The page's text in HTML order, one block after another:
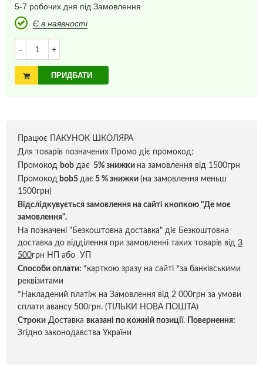
5-7 робочих дня під Замовлення
Є в наявності
- +
ПРИДБАТИ
Працює ПАКУНОК ШКОЛЯРА
Для товарів позначених Промо діє промокод:
Промокод bob дає 5% знижки на замовлення від 1500грн
Промокод bob5 дає 5 % знижки (на замовлення меньш
1500грн)
Відслідкувується замовлення на сайті кнопкою "Де моє
замовлення".
На позначені "Безкоштовна доставка" діє Безкоштовна
доставка до відділення при замовленні таких товарів від 3
500грн НП або УП
Способи оплати: *карткою зразу на сайті *за банківськими
реквізитами
*Накладений платіж на Замовлення від 2 000грн за умови
сплати авансу 500грн. (ТІЛЬКИ НОВА ПОШТА)
Строки Доставка вказані по кожній позиції.
Повернення:
Згідно законодавства України